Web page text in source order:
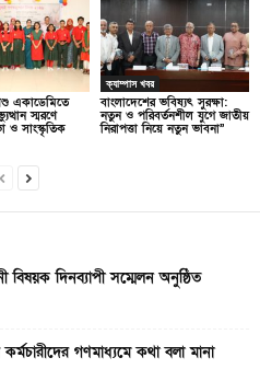
একাডেমিতে
স্মরণে
ও সাংস্কৃতিক
ক্যাম্পাস খবর
বাংলাদেশের ভবিষ্যৎ সুরক্ষা:
নতুন ও পরিবর্তনশীল যুগে জাতীয়
নিরাপত্তা নিয়ে নতুন ভাবনা”
বিষয়ক দিনব্যাপী সম্মেলন অনুষ্ঠিত
গণমাধ্যমে কথা বলা মানা